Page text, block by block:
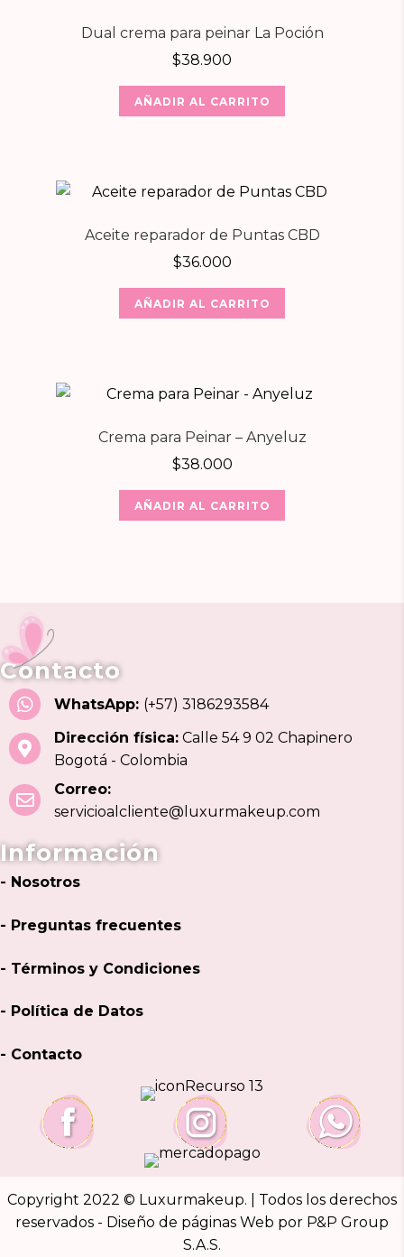
Dual crema para peinar La Poción
$38.900
AÑADIR AL CARRITO
Aceite reparador de Puntas CBD
$36.000
AÑADIR AL CARRITO
Crema para Peinar – Anyeluz
$38.000
AÑADIR AL CARRITO
Contacto
WhatsApp: (+57) 3186293584
Dirección física: Calle 54 9 02 Chapinero
Bogotá - Colombia
Correo:
servicioalcliente@luxurmakeup.com
Información
- Nosotros
- Preguntas frecuentes
- Términos y Condiciones
- Política de Datos
- Contacto
Copyright 2022 © Luxurmakeup. | Todos los derechos
reservados - Diseño de páginas Web por P&P Group
S.A.S.